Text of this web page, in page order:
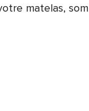
matelas,